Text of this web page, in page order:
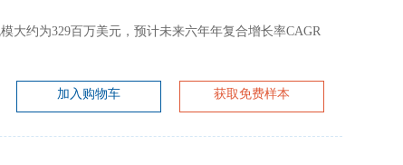
大约为329百万美元，预计未来六年年复合增长率CAGR
加入购物车 获取免费样本